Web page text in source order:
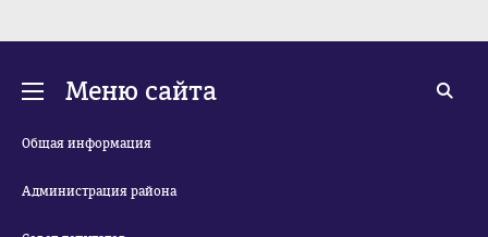
Меню сайта
Общая информация
Администрация района